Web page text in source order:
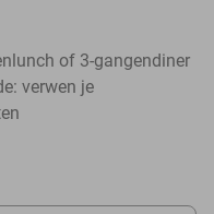
of 3-gangendiner
verwen je